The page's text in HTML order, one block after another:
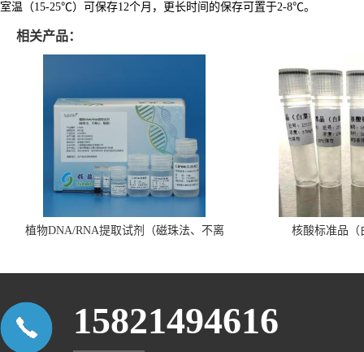
室温（15-25℃）可保存12个月，更长时间的保存可置于2-8℃。
相关产品：
植物DNA/RNA提取试剂（磁珠法、不离
核酸标准品（
15821494616